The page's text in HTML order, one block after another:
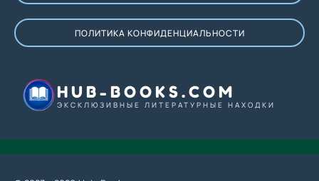
ПОЛИТИКА КОНФИДЕНЦИАЛЬНОСТИ
HUB-BOOKS.COM
ЭКСКЛЮЗИВНЫЕ ЛИТЕРАТУРНЫЕ НАХОДКИ